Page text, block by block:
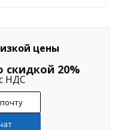
цены
скидкой 20%
НДС